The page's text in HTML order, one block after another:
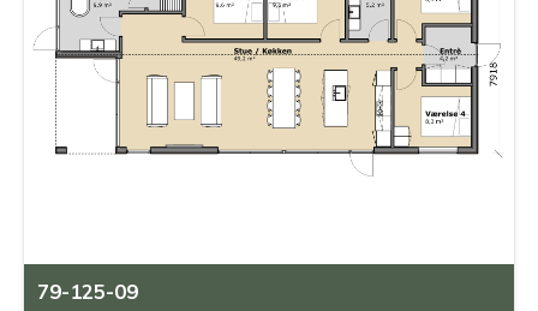
79-125-09